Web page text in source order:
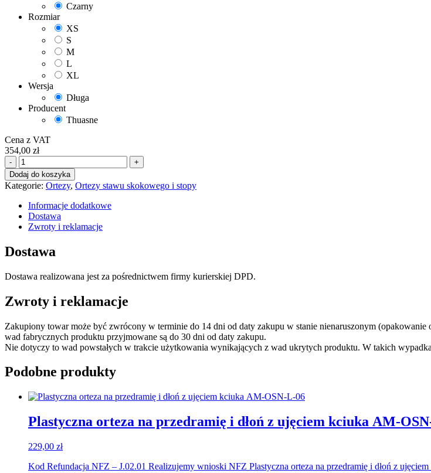
Czarny
Rozmiar
XS
S
M
L
XL
Wersja
Długa
Producent
Thuasne
Cena z VAT
354,00 zł
ilość
Ligastep
Fix
Walker
orteza
stabilizująca
staw
skokowy
Thuasne
-
+
Dodaj do koszyka
Kategorie: Ortezy, Ortezy stawu skokowego i stopy
Informacje dodatkowe
Dostawa
Zwroty i reklamacje
Dostawa
Dostawa realizowana jest za pośrednictwem firmy kurierskiej DPD.
Zwroty i reklamacje
Zakupiony towar może być zwrócony w terminie do 14 dni od daty zakupu w stanie nienaruszonym
wad fabrycznych produktu przyjmowane są do 30 dni od daty zakupu.
Nie dotyczy to wad powstałych w trakcie użytkowania wynikających z wad ukrytych produktu. W takich
Podobne produkty
Plastyczna orteza na przedramię i dłoń z ujęciem kciuka AM-
229,00 zł
Kod Refundacja NFZ – J.02.01 Realizujemy wnioski NFZ Plastyczna orteza na przedramię i dłoń z